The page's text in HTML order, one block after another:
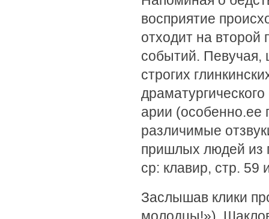
восприятие
отходит на второй
событий. Певучая,
строгих
арии (особенно.ее
различимые
пришлых людей из
ср: клавир, стр. 59
Заслышав клики